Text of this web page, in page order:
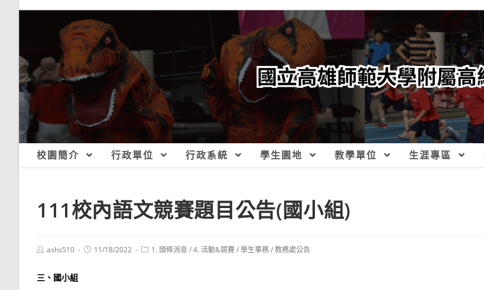
校園簡介 行政單位 行政系統 學生園地 教學單位 生涯專區
111校內語文競賽題目公告(國小組)
Postashs510
Post11/18/2022
Post1. 頭條消息 /4. 活動&競賽/學生事務/教務處公告
三、國小組